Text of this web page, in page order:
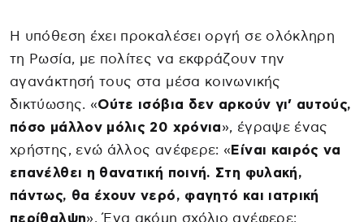
Η υπόθεση έχει προκαλέσει οργή σε ολόκληρη
τη Ρωσία, με πολίτες να εκφράζουν την
αγανάκτησή τους στα μέσα κοινωνικής
δικτύωσης. «Ούτε ισόβια δεν αρκούν γι’ αυτούς,
πόσο μάλλον μόλις 20 χρόνια», έγραψε ένας
χρήστης, ενώ άλλος ανέφερε: « Είναι καιρός να
επανέλθει η θανατική ποινή. Στη φυλακή,
πάντως, θα έχουν νερό, φαγητό και ιατρική
περίθαλψη». Ένα ακόμη σχόλιο ανέφερε: